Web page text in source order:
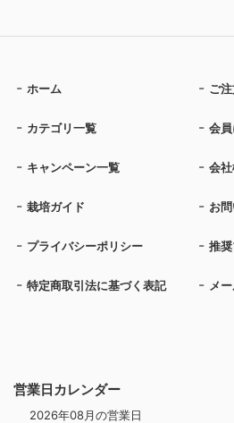
営業日カレンダー
2026年08月の営業日
ホーム ご
カテゴリ一覧 会
キャンペーン一覧 会
栽培ガイド お
プライバシーポリシー 推
特定商取引法に基づく表記 メ